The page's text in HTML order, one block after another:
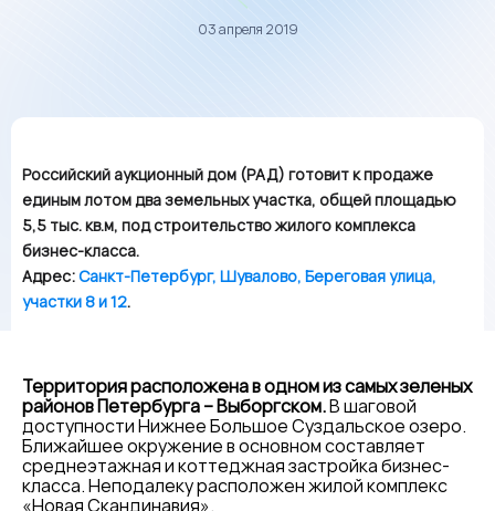
03 апреля 2019
Российский аукционный дом (РАД) готовит к продаже
единым лотом два земельных участка, общей площадью
5,5 тыс. кв.м, под строительство жилого комплекса
бизнес-класса.
Адрес:Cанкт-Петербург, Шувалово, Береговая улица,
участки 8 и 12.
Территория расположена в одном из самых зеленых
районов Петербурга – Выборгском.В шаговой
доступности Нижнее Большое Суздальское озеро.
Ближайшее окружение в основном составляет
среднеэтажная и коттеджная застройка бизнес-
класса. Неподалеку расположен жилой комплекс
«Новая Скандинавия».